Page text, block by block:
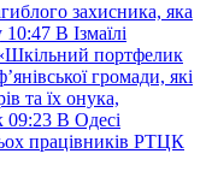
захисника, яка
10:47 В Ізмаїлі
«Шкільний портфелик
громади, які
та їх онука,
09:23 В Одесі
працівників РТЦК